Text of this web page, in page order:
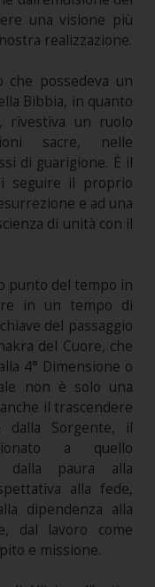
una visione più
realizzazione.
possedeva un
Bibbia, in quanto
rivestiva un ruolo
sacre, nelle
di guarigione. È il
seguire il proprio
e ad una
di unità con il
punto del tempo in
in un tempo di
del passaggio
del Cuore, che
4° Dimensione o
non è solo una
il trascendere
Sorgente, il
a quello
dalla paura alla
alla fede,
dipendenza alla
dal lavoro come
e missione.